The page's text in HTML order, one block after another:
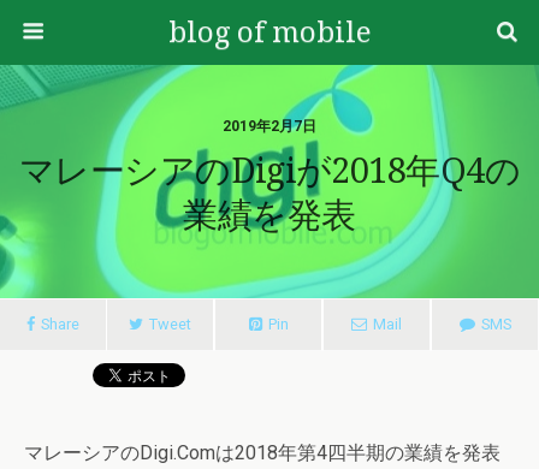
blog of mobile
2019年2月7日
マレーシアのDigiが2018年Q4の
業績を発表
Share Tweet Pin Mail SMS
マレーシアのDigi.Comは2018年第4四半期の業績を発表